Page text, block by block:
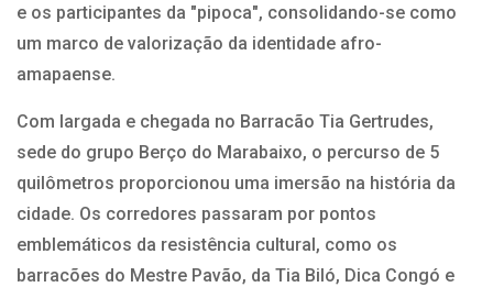
e os participantes da "pipoca", consolidando-se como
um marco de valorização da identidade afro-
amapaense.
Com largada e chegada no Barracão Tia Gertrudes,
sede do grupo Berço do Marabaixo, o percurso de 5
quilômetros proporcionou uma imersão na história da
cidade. Os corredores passaram por pontos
emblemáticos da resistência cultural, como os
barracões do Mestre Pavão, da Tia Biló, Dica Congó e